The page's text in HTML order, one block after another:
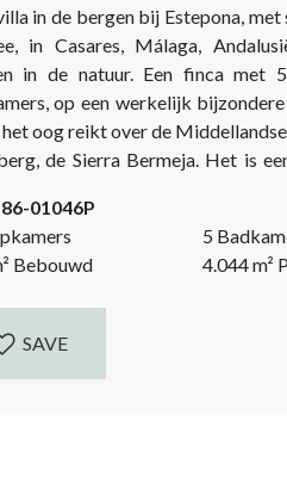
in de bergen bij Estepona,
in Casares, Málaga,
in de natuur. Een finca met
op een werkelijk
oog reikt over de Middellandse
de Sierra Bermeja. Het is
01046P
5
Bebouwd 4.044m²
SAVE